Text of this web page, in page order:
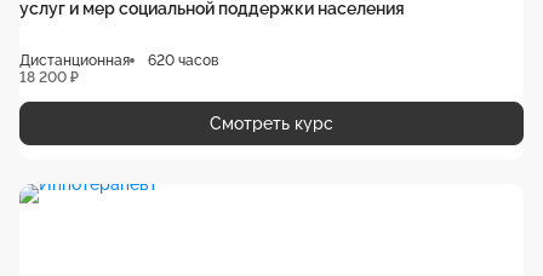
услуг и мер социальной поддержки населения
Дистанционная
620 часов
18 200 ₽
Смотреть курс